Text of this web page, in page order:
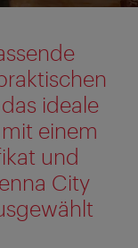
ideale
einem
und
City